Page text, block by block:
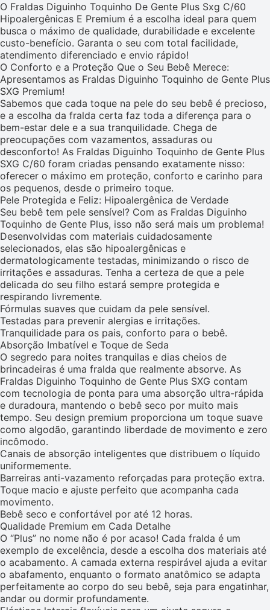
O Fraldas Diguinho Toquinho De Gente Plus Sxg C/60
Hipoalergênicas E Premium é a escolha ideal para quem
busca o máximo de qualidade, durabilidade e excelente
custo-benefício. Garanta o seu com total facilidade,
atendimento diferenciado e envio rápido!
O Conforto e a Proteção Que o Seu Bebê Merece:
Apresentamos as Fraldas Diguinho Toquinho de Gente Plus
SXG Premium!
Sabemos que cada toque na pele do seu bebê é precioso,
e a escolha da fralda certa faz toda a diferença para o
bem-estar dele e a sua tranquilidade. Chega de
preocupações com vazamentos, assaduras ou
desconforto! As Fraldas Diguinho Toquinho de Gente Plus
SXG C/60 foram criadas pensando exatamente nisso:
oferecer o máximo em proteção, conforto e carinho para
os pequenos, desde o primeiro toque.
Pele Protegida e Feliz: Hipoalergênica de Verdade
Seu bebê tem pele sensível? Com as Fraldas Diguinho
Toquinho de Gente Plus, isso não será mais um problema!
Desenvolvidas com materiais cuidadosamente
selecionados, elas são hipoalergênicas e
dermatologicamente testadas, minimizando o risco de
irritações e assaduras. Tenha a certeza de que a pele
delicada do seu filho estará sempre protegida e
respirando livremente.
Fórmulas suaves que cuidam da pele sensível.
Testadas para prevenir alergias e irritações.
Tranquilidade para os pais, conforto para o bebê.
Absorção Imbatível e Toque de Seda
O segredo para noites tranquilas e dias cheios de
brincadeiras é uma fralda que realmente absorve. As
Fraldas Diguinho Toquinho de Gente Plus SXG contam
com tecnologia de ponta para uma absorção ultra-rápida
e duradoura, mantendo o bebê seco por muito mais
tempo. Seu design premium proporciona um toque suave
como algodão, garantindo liberdade de movimento e zero
incômodo.
Canais de absorção inteligentes que distribuem o líquido
uniformemente.
Barreiras anti-vazamento reforçadas para proteção extra.
Toque macio e ajuste perfeito que acompanha cada
movimento.
Bebê seco e confortável por até 12 horas.
Qualidade Premium em Cada Detalhe
O “Plus” no nome não é por acaso! Cada fralda é um
exemplo de excelência, desde a escolha dos materiais até
o acabamento. A camada externa respirável ajuda a evitar
o abafamento, enquanto o formato anatômico se adapta
perfeitamente ao corpo do seu bebê, seja para engatinhar,
andar ou dormir profundamente.